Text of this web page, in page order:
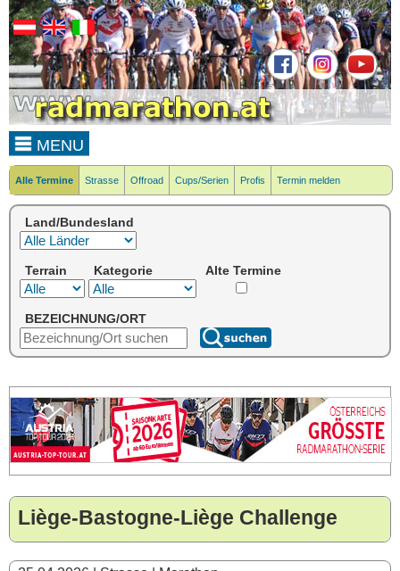
MENU
Alle Termine Strasse Offroad Cups/Serien Profis Termin melden
Land/Bundesland
Terrain Kategorie Alte Termine
BEZEICHNUNG/ORT
Liège-Bastogne-Liège Challenge